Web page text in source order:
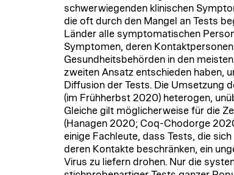
schwerwiegenden klinischen
die oft durch den Mangel an Tests
Länder alle symptomatischen
Symptomen, deren
Gesundheitsbehörden in den
zweiten Ansatz entschieden haben,
Diffusion der Tests. Die Umsetzung
(im Frühherbst 2020) heterogen,
Gleiche gilt möglicherweise für die
(Hanagen 2020; Coq-Chodorge
einige Fachleute, dass Tests, die
deren Kontakte beschränken, ein
Virus zu liefern drohen. Nur die